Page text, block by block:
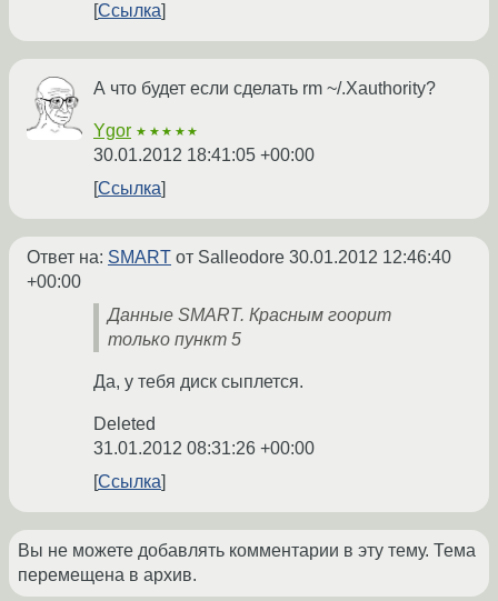
Ссылка
А что будет если сделать rm ~/.Xauthority?
Ygor ★★★★★
30.01.2012 18:41:05 +00:00
Ссылка
Ответ на: SMART от Salleodore 30.01.2012 12:46:40
+00:00
Данные SMART. Красным гоорит
только пункт 5
Да, у тебя диск сыплется.
Deleted
31.01.2012 08:31:26 +00:00
Ссылка
Вы не можете добавлять комментарии в эту тему. Тема
перемещена в архив.